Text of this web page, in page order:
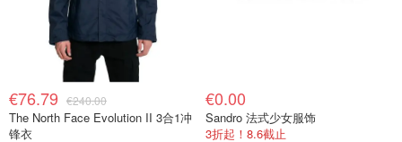
€76.79 €240.00
The North Face Evolution II 3合1冲
锋衣
€0.00
Sandro 法式少女服饰
3折起！8.6截止